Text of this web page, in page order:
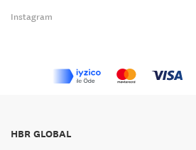
Instagram
HBR GLOBAL